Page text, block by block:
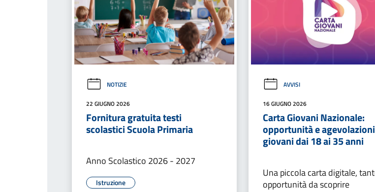
NOTIZIE
22 GIUGNO 2026
Fornitura gratuita testi
scolastici Scuola Primaria
Anno Scolastico 2026 - 2027
Istruzione
AVVISI
16 GIUGNO 2026
Carta Giovani Nazionale:
opportunità e
giovani dai 18 ai 35 anni
Una piccola carta digitale,
opportunità da scoprire